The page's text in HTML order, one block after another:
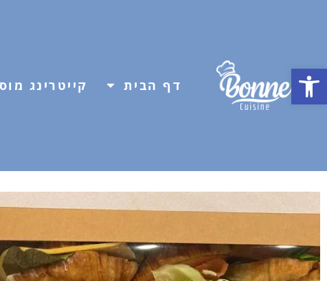
פתח סרגל נגישות דף הבית קייטרינג